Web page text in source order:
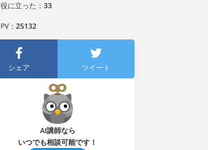
役に立った： 33
PV： 25132
シェア ツイート
AI講師なら
いつでも相談可能です！